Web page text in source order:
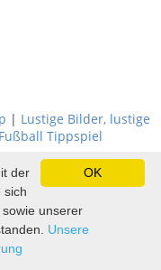
| Lustige Bilder, lustige
Fußball Tippspiel
OK
der
sich
unserer
Unsere